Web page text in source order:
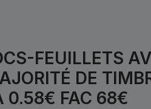
FEUILLETS
DE
0.58€ FAC 68€